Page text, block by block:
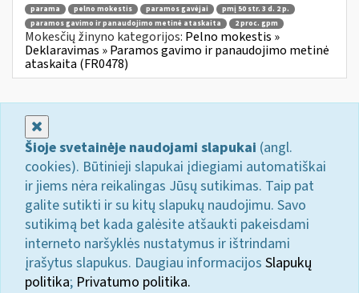
parama pelno mokestis paramos gavėjai
pmį 50 str. 3 d. 2 p.
paramos gavimo ir panaudojimo metinė ataskaita
2 proc. gpm
Mokesčių žinyno kategorijos: Pelno mokestis »
Deklaravimas » Paramos gavimo ir panaudojimo metinė
ataskaita (FR0478)
Šioje svetainėje naudojami slapukai (angl.
cookies). Būtinieji slapukai įdiegiami automatiškai
ir jiems nėra reikalingas Jūsų sutikimas. Taip pat
galite sutikti ir su kitų slapukų naudojimu. Savo
sutikimą bet kada galėsite atšaukti pakeisdami
interneto naršyklės nustatymus ir ištrindami
įrašytus slapukus. Daugiau informacijos Slapukų
politika; Privatumo politika.